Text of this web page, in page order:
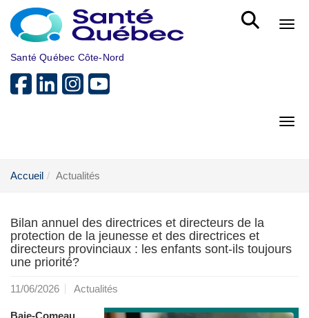
Aller au menu principal
Santé Québec Côte-Nord
Accueil Actualités
Bilan annuel des directrices et directeurs de la
protection de la jeunesse et des directrices et
directeurs provinciaux : les enfants sont-ils toujours
une priorité?
11/06/2026 Actualités
Baie-Comeau,